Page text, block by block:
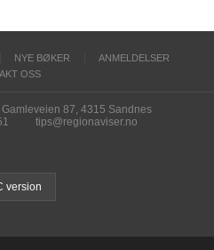
NYE BØKER
ANMELDELSER
OSS
87, 4315 Sandnes
tips@regionaviser.no
version